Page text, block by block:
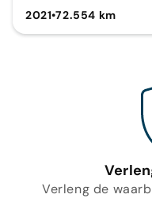
2021•72.554 km
Verleng de